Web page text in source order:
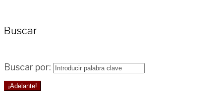
Buscar
Buscar por:
¡Adelante!